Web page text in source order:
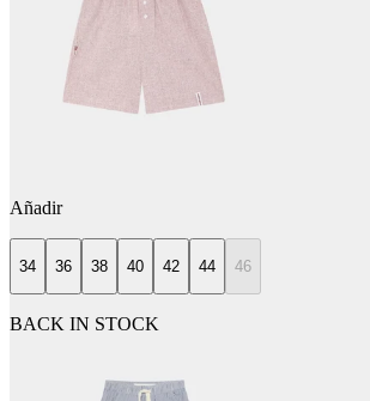
Añadir
34 36 38 40 42 44 46
BACK IN STOCK